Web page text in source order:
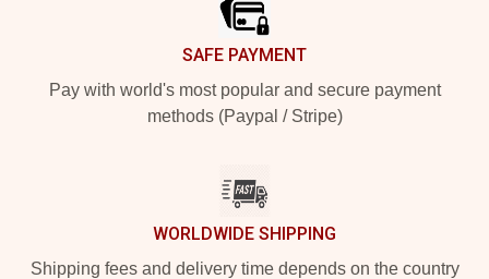
SAFE PAYMENT
Pay with world's most popular and secure payment
methods (Paypal / Stripe)
WORLDWIDE SHIPPING
Shipping fees and delivery time depends on the country